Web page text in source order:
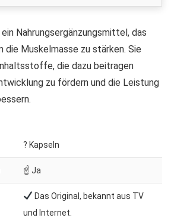
Nahrungsergänzungsmittel, das
Muskelmasse zu stärken. Sie
die dazu beitragen
zu fördern und die Leistung
? Kapseln
☝ Ja
Das Original, bekannt aus TV
und Internet.